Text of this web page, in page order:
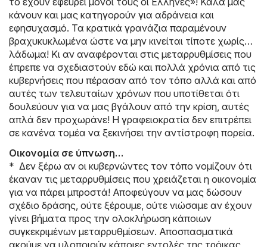
κάνουν και μας κατηγορούν για αδράνεια και
εφησυχασμό. Τα κρατικά γρανάζια παραμένουν
βραχυκυκλωμένα ώστε να μην κινείται τίποτε χωρίς…
λάδωμα! Κι αν αναφέρονται στις μεταρρυθμίσεις που
έπρεπε να σχεδιαστούν εδώ και πολλά χρόνια από τις
κυβερνήσεις που πέρασαν από τον τόπο αλλά και από
αυτές των τελευταίων χρόνων που υποτίθεται ότι
δουλεύουν για να μας βγάλουν από την κρίση, αυτές
απλά δεν προχωράνε! Η γραφειοκρατία δεν επιτρέπει
σε κανένα τομέα να ξεκινήσει την αντίστροφη πορεία.
Οικονομία σε ύπνωση…
* Δεν ξέρω αν οι κυβερνώντες τον τόπο νομίζουν ότι
έκαναν τις μεταρρυθμίσεις που χρειάζεται η οικονομία
για να πάρει μπροστά! Αποφεύγουν να μας δώσουν
σχέδιο δράσης, ούτε ξέρουμε, ούτε νιώσαμε αν έχουν
γίνει βήματα προς την ολοκλήρωση κάποιων
συγκεκριμένων μεταρρυθμίσεων. Αποσπασματικά
ακούμε να υλοποιούν κάποιες εντολές της τρόικας,